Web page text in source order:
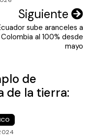
Siguiente
sube aranceles a
Colombia al 100% desde
mayo
de
de la tierra: